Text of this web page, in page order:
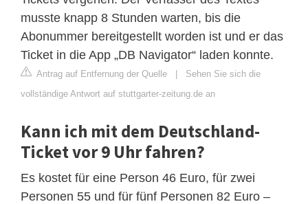
musste knapp 8 Stunden warten, bis die
Abonummer bereitgestellt worden ist und er das
Ticket in die App „DB Navigator“ laden konnte.
Antrag auf Entfernung der Quelle | Sehen Sie sich die
vollständige Antwort auf stuttgarter-zeitung.de an
Kann ich mit dem Deutschland-
Ticket vor 9 Uhr fahren?
Es kostet für eine Person 46 Euro, für zwei
Personen 55 und für fünf Personen 82 Euro –